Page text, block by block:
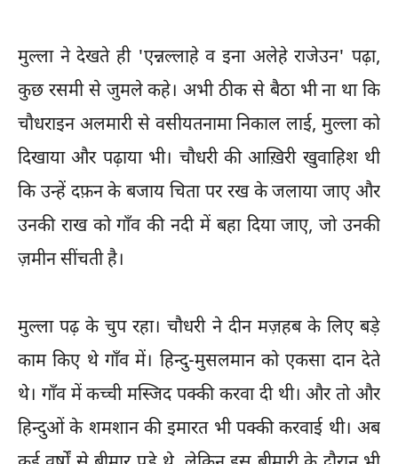
मुल्ला ने देखते ही 'एन्नल्लाहे व इना अलेहे राजेउन' पढ़ा,
कुछ रसमी से जुमले कहे। अभी ठीक से बैठा भी ना था कि
चौधराइन अलमारी से वसीयतनामा निकाल लाई, मुल्ला को
दिखाया और पढ़ाया भी। चौधरी की आख़िरी खुवाहिश थी
कि उन्हें दफ़न के बजाय चिता पर रख के जलाया जाए और
उनकी राख को गाँव की नदी में बहा दिया जाए, जो उनकी
ज़मीन सींचती है।
मुल्ला पढ़ के चुप रहा। चौधरी ने दीन मज़हब के लिए बड़े
काम किए थे गाँव में। हिन्दु-मुसलमान को एकसा दान देते
थे। गाँव में कच्ची मस्जिद पक्की करवा दी थी। और तो और
हिन्दुओं के शमशान की इमारत भी पक्की करवाई थी। अब